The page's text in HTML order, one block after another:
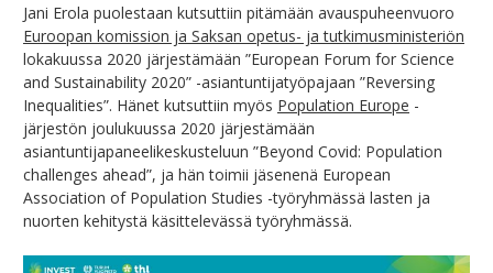
Jani Erola puolestaan kutsuttiin pitämään avauspuheenvuoro
Euroopan komission ja Saksan opetus- ja tutkimusministeriön
lokakuussa 2020 järjestämään ”European Forum for Science
and Sustainability 2020” -asiantuntijatyöpajaan ”Reversing
Inequalities”. Hänet kutsuttiin myös Population Europe -
järjestön joulukuussa 2020 järjestämään
asiantuntijapaneelikeskusteluun ”Beyond Covid: Population
challenges ahead”, ja hän toimii jäsenenä European
Association of Population Studies -työryhmässä lasten ja
nuorten kehitystä käsittelevässä työryhmässä.